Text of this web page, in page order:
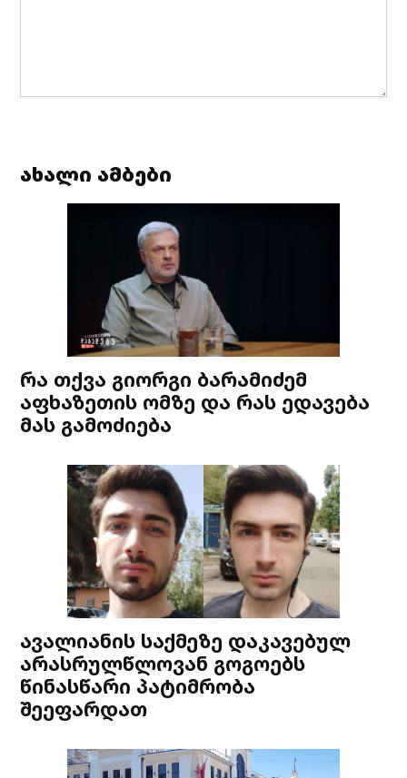
ახალი ამბები
რა თქვა გიორგი ბარამიძემ
აფხაზეთის ომზე და რას ედავება
მას გამოძიება
ავალიანის საქმეზე დაკავებულ
არასრულწლოვან გოგოებს
წინასწარი პატიმრობა
შეეფარდათ